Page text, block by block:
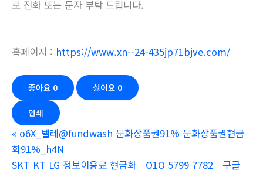
로 전화 또는 문자 부탁 드립니다.
홈페이지 : https://www.xn--24-435jp71bjve.com/
좋아요 0 싫어요 0
인쇄
« o6X_텔레@fundwash 문화상품권91% 문화상품권현금
화91%_h4N
SKT KT LG 정보이용료 현금화｜O1O 5799 7782｜구글